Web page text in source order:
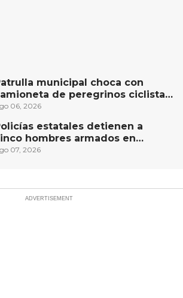
municipal choca con
de peregrinos ciclistas
la autopista México-Querétaro
06, 2026
estatales detienen a
hombres armados en
capital
07, 2026